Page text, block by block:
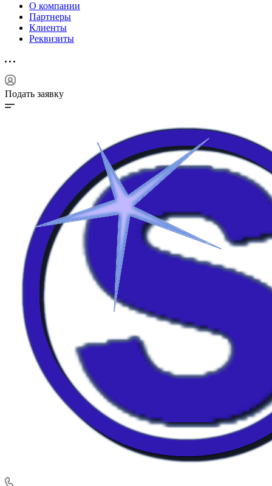
О компании
Партнеры
Клиенты
Реквизиты
Подать заявку